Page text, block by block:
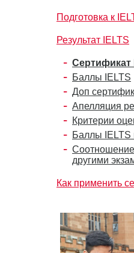
Подготовка к
Результат IELTS
Сертификат
Баллы IELTS
Доп
Апелляция
Критерии
Баллы IELTS
другими
Как применить